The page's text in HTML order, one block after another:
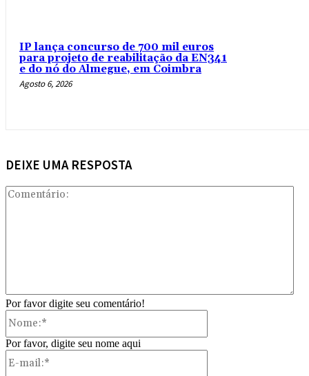
IP lança concurso de 700 mil euros
para projeto de reabilitação da EN341
e do nó do Almegue, em Coimbra
Agosto 6, 2026
DEIXE UMA RESPOSTA
Por favor digite seu comentário!
Por favor, digite seu nome aqui